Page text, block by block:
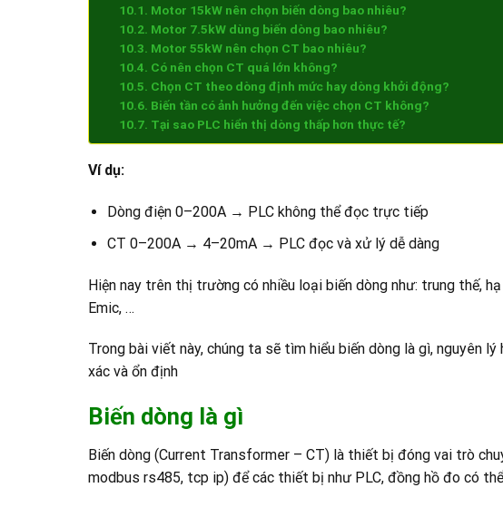
Motor 15kW nên chọn biến dòng bao nhiêu?
Motor 7.5kW dùng biến dòng bao nhiêu?
Motor 55kW nên chọn CT bao nhiêu?
Có nên chọn CT quá lớn không?
Chọn CT theo dòng định mức hay dòng khởi động?
Biến tần có ảnh hưởng đến việc chọn CT không?
Tại sao PLC hiển thị dòng thấp hơn thực tế?
Ví dụ:
Dòng điện 0–200A → PLC không thể đọc trực tiếp
CT 0–200A → 4–20mA → PLC đọc và xử lý dễ dàng
Hiện nay trên thị trường có nhiều loại biến dòng như: trung thế,
Emic, …
Trong bài viết này, chúng ta sẽ tìm hiểu biến dòng là gì, nguyên
xác và ổn định
Biến dòng là gì
Biến dòng (Current Transformer – CT) là thiết bị đóng vai trò
modbus rs485, tcp ip) để các thiết bị như PLC, đồng hồ đo có